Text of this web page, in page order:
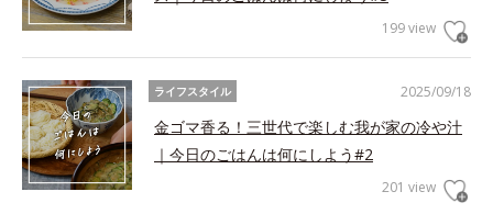
199 view
2025/09/18
ライフスタイル
金ゴマ香る！三世代で楽しむ我が家の冷や汁
｜今日のごはんは何にしよう#2
201 view